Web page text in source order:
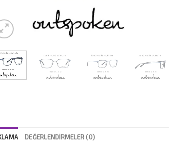
DEĞERLENDIRMELER (0)